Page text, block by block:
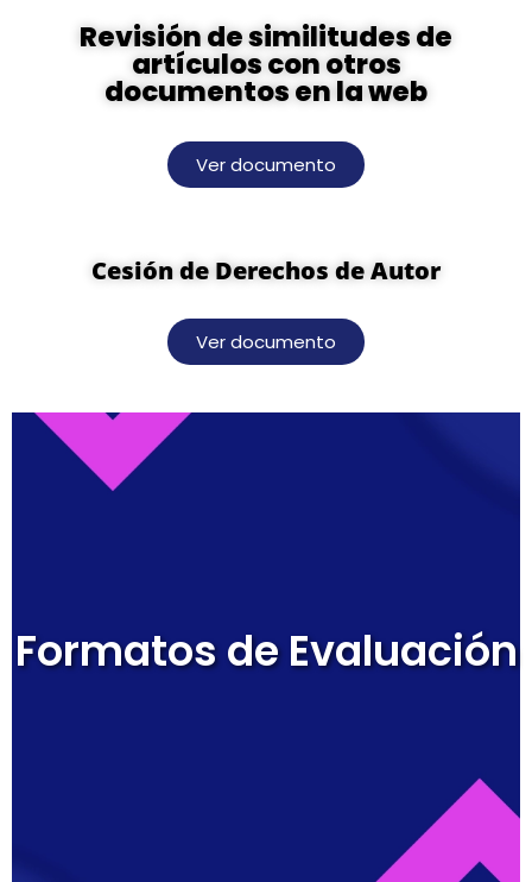
Revisión de similitudes de
artículos con otros
documentos en la web
Ver documento
Cesión de Derechos de Autor
Ver documento
Formatos de Evaluación